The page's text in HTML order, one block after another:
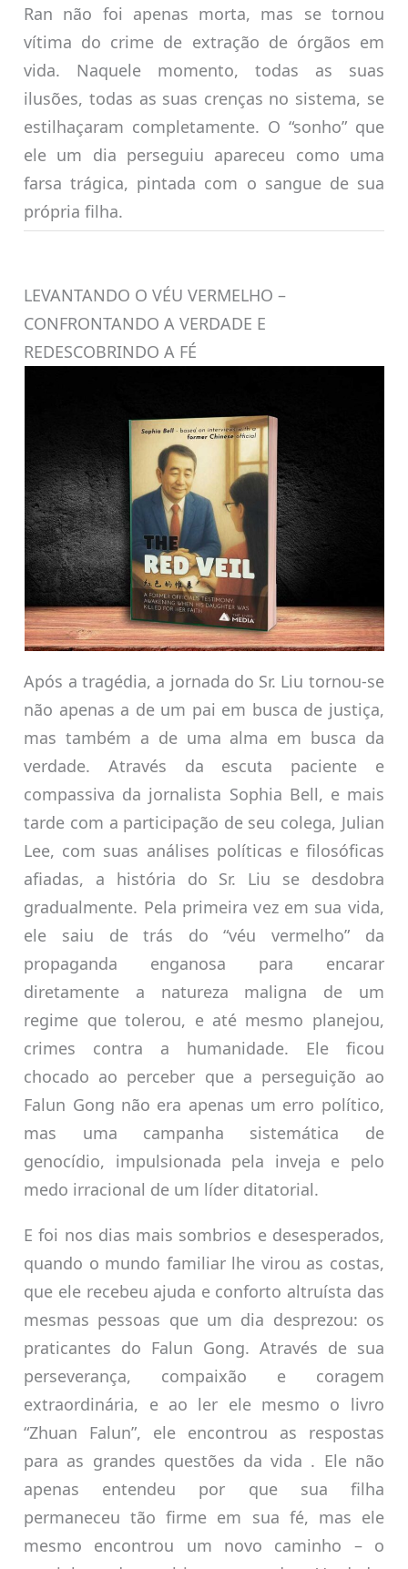
Ran não foi apenas morta, mas se tornou
vítima do crime de extração de órgãos em
vida. Naquele momento, todas as suas
ilusões, todas as suas crenças no sistema, se
estilhaçaram completamente. O “sonho” que
ele um dia perseguiu apareceu como uma
farsa trágica, pintada com o sangue de sua
própria filha.
LEVANTANDO O VÉU VERMELHO –
CONFRONTANDO A VERDADE E
REDESCOBRINDO A FÉ
Após a tragédia, a jornada do Sr. Liu tornou-se
não apenas a de um pai em busca de justiça,
mas também a de uma alma em busca da
verdade. Através da escuta paciente e
compassiva da jornalista Sophia Bell, e mais
tarde com a participação de seu colega, Julian
Lee, com suas análises políticas e filosóficas
afiadas, a história do Sr. Liu se desdobra
gradualmente. Pela primeira vez em sua vida,
ele saiu de trás do “véu vermelho” da
propaganda enganosa para encarar
diretamente a natureza maligna de um
regime que tolerou, e até mesmo planejou,
crimes contra a humanidade. Ele ficou
chocado ao perceber que a perseguição ao
Falun Gong não era apenas um erro político,
mas uma campanha sistemática de
genocídio, impulsionada pela inveja e pelo
medo irracional de um líder ditatorial.
E foi nos dias mais sombrios e desesperados,
quando o mundo familiar lhe virou as costas,
que ele recebeu ajuda e conforto altruísta das
mesmas pessoas que um dia desprezou: os
praticantes do Falun Gong. Através de sua
perseverança, compaixão e coragem
extraordinária, e ao ler ele mesmo o livro
“Zhuan Falun”, ele encontrou as respostas
para as grandes questões da vida . Ele não
apenas entendeu por que sua filha
permaneceu tão firme em sua fé, mas ele
mesmo encontrou um novo caminho – o